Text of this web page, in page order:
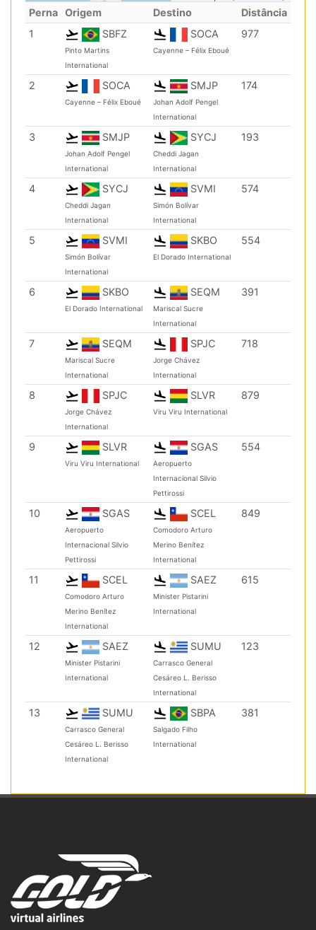
Perna
Origem Destino
Distância
1
SBFZ
Pinto Martins
International
SOCA
Cayenne – Félix Eboué
977
2 SOCA
Cayenne – Félix Eboué
SMJP
Johan Adolf Pengel
International
174
3 SMJP
Johan Adolf Pengel
International
SYCJ
Cheddi Jagan
International
193
4 SYCJ
Cheddi Jagan
International
SVMI
Simón Bolívar
International
574
5 SVMI
Simón Bolívar
International
SKBO
El Dorado International
554
6 SKBO
El Dorado International
SEQM
Mariscal Sucre
International
391
7 SEQM
Mariscal Sucre
International
SPJC
Jorge Chávez
International
718
8 SPJC
Jorge Chávez
International
SLVR
Viru Viru International
879
9 SLVR
Viru Viru International
SGAS
Aeropuerto
Internacional Silvio
Pettirossi
554
10 SGAS
Aeropuerto
Internacional Silvio
Pettirossi
SCEL
Comodoro Arturo
Merino Benítez
International
849
11 SCEL
Comodoro Arturo
Merino Benítez
International
SAEZ
Minister Pistarini
International
615
12 SAEZ
Minister Pistarini
International
SUMU
Carrasco General
Cesáreo L. Berisso
International
123
13 SUMU
Carrasco General
Cesáreo L. Berisso
International
SBPA
Salgado Filho
International
381